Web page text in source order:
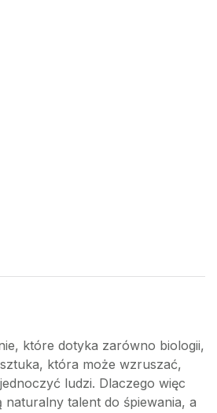
które dotyka zarówno biologii,
która może wzruszać,
ludzi. Dlaczego więc
naturalny talent do śpiewania, a